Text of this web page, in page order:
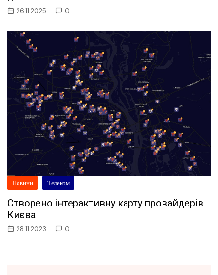
26.11.2025 0
Новини Телеком
Створено інтерактивну карту провайдерів
Києва
28.11.2023 0